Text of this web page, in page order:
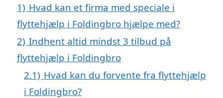
1) Hvad kan et firma med speciale i
flyttehjælp i Foldingbro hjælpe med?
2) Indhent altid mindst 3 tilbud på
flyttehjælp i Foldingbro
2.1) Hvad kan du forvente fra flyttehjælp
i Foldingbro?